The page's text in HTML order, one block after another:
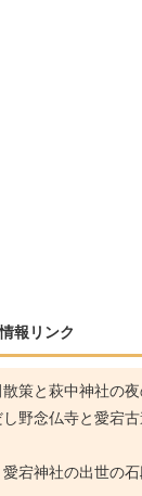
報リンク
策と萩中神社の夜
し野念仏寺と愛宕
愛宕神社の出世の